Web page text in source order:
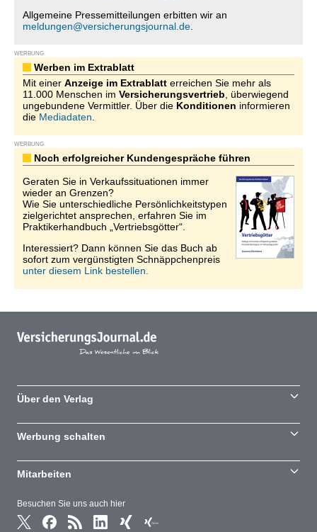
Allgemeine Pressemitteilungen erbitten wir an
meldungen@versicherungsjournal.de
WERBUNG
Werben im Extrablatt
Mit einer Anzeige im Extrablatt erreichen Sie mehr als
11.000 Menschen im Versicherungsvertrieb , überwiegend
ungebundene Vermittler. Über die Konditionen informieren
die Mediadaten
WERBUNG
Noch erfolgreicher Kundengespräche führen
Geraten Sie in Verkaufssituationen immer
wieder an Grenzen?
Wie Sie unterschiedliche Persönlichkeitstypen
zielgerichtet ansprechen, erfahren Sie im
Praktikerhandbuch „Vertriebsgötter“.
Interessiert? Dann können Sie das Buch ab
sofort zum vergünstigten Schnäppchenpreis
unter diesem Link bestellen.
Besuchen Sie uns auch hier
Über den Verlag
Werbung schalten
Mitarbeiten